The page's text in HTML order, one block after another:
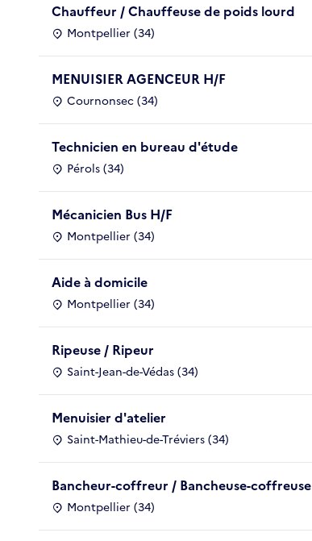
Chauffeur / Chauffeuse de poids lourd
Montpellier (34)
MENUISIER AGENCEUR H/F
Cournonsec (34)
Technicien en bureau d'étude
Pérols (34)
Mécanicien Bus H/F
Montpellier (34)
Aide à domicile
Montpellier (34)
Ripeuse / Ripeur
Saint-Jean-de-Védas (34)
Menuisier d'atelier
Saint-Mathieu-de-Tréviers (34)
Bancheur-coffreur / Bancheuse-coffreuse
Montpellier (34)